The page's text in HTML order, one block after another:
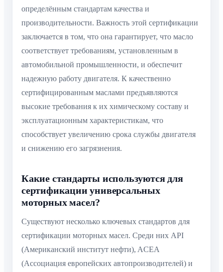
определённым стандартам качества и
производительности. Важность этой сертификации
заключается в том, что она гарантирует, что масло
соответствует требованиям, установленным в
автомобильной промышленности, и обеспечит
надежную работу двигателя. К качественно
сертифицированным маслами предъявляются
высокие требования к их химическому составу и
эксплуатационным характеристикам, что
способствует увеличению срока службы двигателя
и снижению его загрязнения.
Какие стандарты используются для
сертификации универсальных
моторных масел?
Существуют несколько ключевых стандартов для
сертификации моторных масел. Среди них API
(Американский институт нефти), ACEA
(Ассоциация европейских автопроизводителей) и